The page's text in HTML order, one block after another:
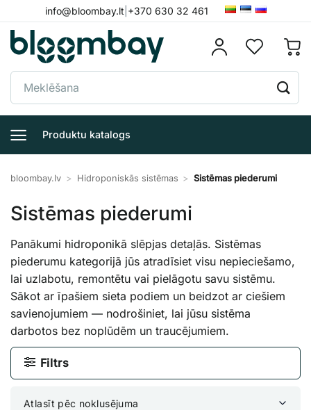
to
content
info@bloombay.lt +370 630 32 461
Meklēt:
Produktu katalogs
bloombay.lv > Hidroponiskās sistēmas > Sistēmas piederumi
Sistēmas piederumi
Panākumi hidroponikā slēpjas detaļās. Sistēmas
piederumu kategorijā jūs atradīsiet visu nepieciešamo,
lai uzlabotu, remontētu vai pielāgotu savu sistēmu.
Sākot ar īpašiem sieta podiem un beidzot ar ciešiem
savienojumiem — nodrošiniet, lai jūsu sistēma
darbotos bez noplūdēm un traucējumiem.
Filtrs
Atlasīt pēc noklusējuma